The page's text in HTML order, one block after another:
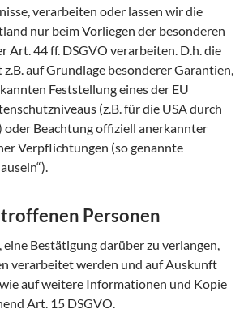
verarbeiten oder lassen wir die
nur beim Vorliegen der besonderen
Art. 44 ff. DSGVO verarbeiten. D.h. die
auf Grundlage besonderer Garantien,
Feststellung eines der EU
(z.B. für die USA durch
oder Beachtung offiziell anerkannter
Verpflichtungen (so genannte
Personen
eine Bestätigung darüber zu verlangen,
verarbeitet werden und auf Auskunft
auf weitere Informationen und Kopie
Art. 15 DSGVO.